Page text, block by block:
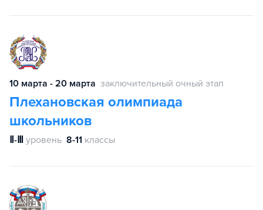
10 марта - 20 марта заключительный очный этап
Плехановская олимпиада
школьников
Ⅱ-Ⅲ уровень 8-11 классы